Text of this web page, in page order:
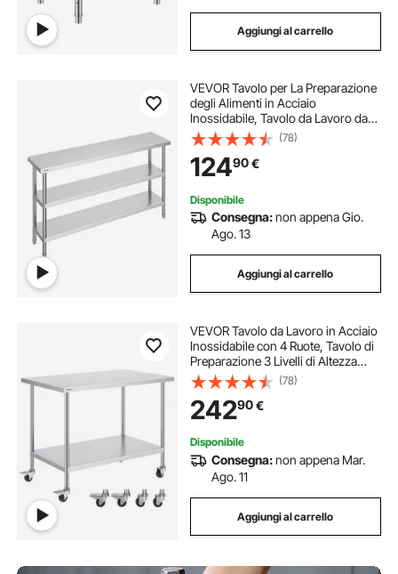
Aggiungi al carrello
VEVOR Tavolo per La Preparazione
degli Alimenti in Acciaio
Inossidabile, Tavolo da Lavoro da
Cucina Commerciale 356 x 1524 x
864 mm 2 Ripiani Inferiori
Regolabili, per Barbecue, Cucina,
Casa, Garage
(78)
12490€
Disponibile
Consegna:non appena Gio.
Ago. 13
Aggiungi al carrello
VEVOR Tavolo da Lavoro in Acciaio
Inossidabile con 4 Ruote, Tavolo di
Preparazione 3 Livelli di Altezza
Regolabili, Tavolo da Lavoro
Resistente per Cucine Commerciali
e Ristoranti, Argento
(78)
24290€
Disponibile
Consegna:non appena Mar.
Ago. 11
Aggiungi al carrello